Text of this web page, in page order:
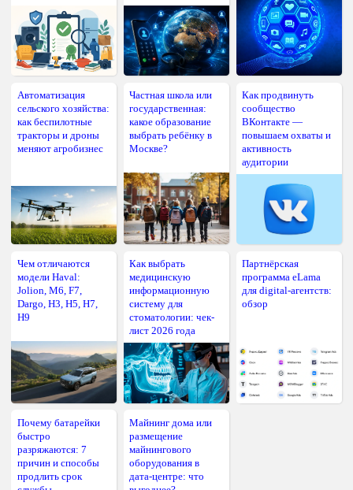
Автоматизация
сельского хозяйства:
как беспилотные
тракторы и дроны
меняют агробизнес
Частная школа или
государственная:
какое образование
выбрать ребёнку в
Москве?
Как продвинуть
сообщество
ВКонтакте —
повышаем охваты и
активность
аудитории
Чем отличаются
модели Haval:
Jolion, M6, F7,
Dargo, H3, H5, H7,
H9
Как выбрать
медицинскую
информационную
систему для
стоматологии: чек-
лист 2026 года
Партнёрская
программа eLama
для digital-агентств:
обзор
Почему батарейки
быстро
разряжаются: 7
причин и способы
продлить срок
Майнинг дома или
размещение
майнингового
оборудования в
дата-центре: что